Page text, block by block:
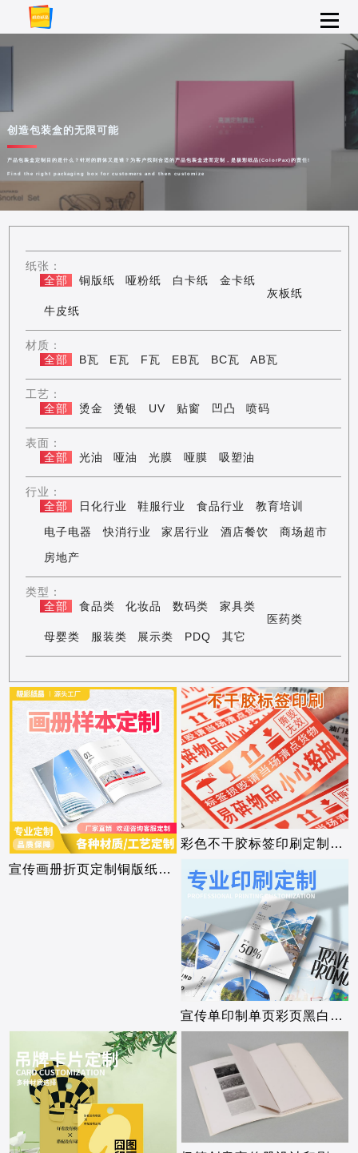
创造包装盒的无限可能
产品包装盒定制目的是什么？针对的群体又是谁？为客户找到合适的产品包装盒进而定制，是极彩纸品(ColorPax)的责任!
Find the right packaging box for customers and then customize
纸张：
全部
铜版纸 哑粉纸 白卡纸
金卡纸
灰板纸
牛皮纸
材质：
全部
B瓦 E瓦 F瓦 EB瓦 BC瓦 AB瓦
工艺：
全部
烫金 烫银 UV 贴窗 凹凸 喷码
表面：
全部
光油 哑油 光膜 哑膜 吸塑油
行业：
全部
日化行业 鞋服行业 食品行业
教育培训
电子电器
快消行业 家居行业 酒店餐饮
商场超市
房地产
类型：
全部
食品类 化妆品 数码类
家具类
医药类
母婴类
服装类 展示类 PDQ 其它
宣传画册折页定制铜版纸企业宣传手册logo印刷产
彩色不干胶标签印刷定制不干胶贴纸食品封口贴
宣传单印制单页彩页黑白小产品说明书二折页三